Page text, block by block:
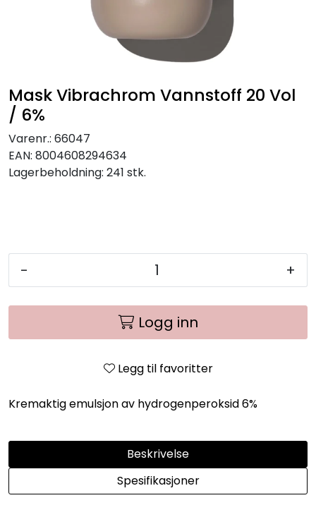
Mask Vibrachrom Vannstoff 20 Vol
/ 6%
Varenr.: 66047
EAN: 8004608294634
Lagerbeholdning: 241 stk.
- +
Logg inn
Legg til favoritter
Kremaktig emulsjon av hydrogenperoksid 6%
Beskrivelse
Spesifikasjoner